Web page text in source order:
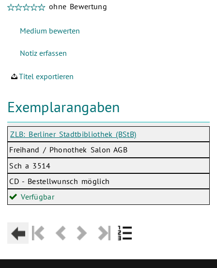
ohne Bewertung
Titel exportieren
Exemplarangaben
ZLB: Berliner Stadtbibliothek (BStB)
Freihand / Phonothek Salon AGB
Sch a 3514
CD - Bestellwunsch möglich
Verfügbar